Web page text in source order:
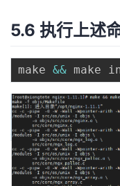
5.6 执行上述
make &&